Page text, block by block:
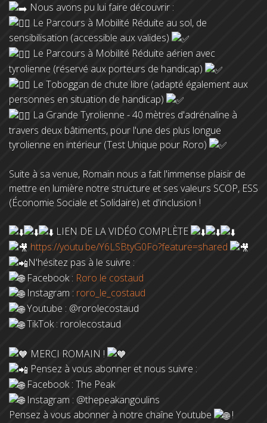
Nous avons pu lui faire découvrir :
Le Parcours à Mobilité Réduite au sol, de
sensibilisation (accessible aux valides)
Le Parcours à Mobilité Réduite aérien avec
tyrolienne (réservé aux porteurs de handicap)
Le Toboggan de chute libre (adapté également aux
personnes en situation de handicap)
La Grande Tyrolienne - 40 mètres d'adrénaline à
travers deux bâtiments, pour l'une des plus longue
tyrolienne en intérieur (Test Unique pour Roro)
Suite à sa venue, Romain nous a fait l'immense plaisir de
mettre en lumière notre structure et ses valeurs SCOP, ESS
(Économie Sociale et Solidaire) et d'inclusion !
LIEN DE LA VIDÉO COMPLÈTE
https://youtu.be/Y6LSBtyG0Fo?feature=shared
N'hésitez pas à le suivre :
Facebook : Roro le costaud
Instagram : ‪ roro_le_costaud
Youtube : ‪@rorolecostaud‬
TikTok : rorolecostaud
MERCI ROMAIN !
Pensez à vous abonner et nous suivre :
Facebook : The Peak
Instagram : @thepeakangoulins
Pensez à vous abonner à notre chaîne Youtube
!